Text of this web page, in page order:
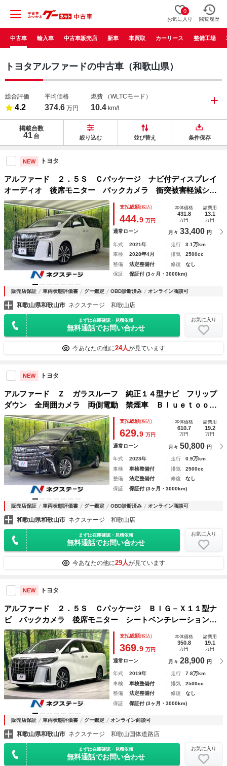
0
お気に入り 閲覧履歴
中古車 輸入車 中古車販売店 新車 車買取 カーリース 整備工場
トヨタアルファードの中古車（和歌山県）
総合評価
4.2
平均価格
374.6 万円
燃費 （WLTCモード）
10.4 km/l
掲載台数
41 台 絞り込む 並び替え 条件保存
NEW トヨタ
アルファード ２．５Ｓ Ｃパッケージ ナビ付ディスプレイ
オーディオ 後席モニター バックカメラ 衝突被害軽減シス
テム 禁煙車 電動リアゲート シートエアコン デジタルイ
ンナーミラー ＣＤ／ＤＶＤデッキ 前後ドラレコ ３眼ＬＥ
Ｄ スペアタイ
支払総額(税込)
444.9 万円
本体価格
431.8
万円
諸費用
13.1
万円
通常ローン 月々 33,400 円
年式 2021年 走行
3.1万km
車検
2028年4月 排気
2500cc
整備
法定整備付 修復
なし
保証
保証付 (3ヶ月・3000km)
販売店保証 車両状態評価書 グー鑑定 OBD診断済み オンライン商談可
和歌山県和歌山市 ネクステージ 和歌山店
まずは在庫確認・見積依頼
無料通話でお問い合わせ
お気に入り
今あなたの他に24人が見ています
NEW トヨタ
アルファード Ｚ ガラスルーフ 純正１４型ナビ フリップ
ダウン 全周囲カメラ 両側電動 禁煙車 Ｂｌｕｅｔｏｏｔ
ｈ ｅｔｃ シートベンチレーション ブラインドスポットモ
ニター デジタルインナーミラー
支払総額(税込)
629.9 万円
本体価格
610.7
万円
諸費用
19.2
万円
通常ローン 月々 50,800 円
年式 2023年 走行
0.9万km
車検
車検整備付 排気
2500cc
整備
法定整備付 修復
なし
保証
保証付 (3ヶ月・3000km)
販売店保証 車両状態評価書 グー鑑定 OBD診断済み オンライン商談可
和歌山県和歌山市 ネクステージ 和歌山店
まずは在庫確認・見積依頼
無料通話でお問い合わせ
お気に入り
今あなたの他に29人が見ています
NEW トヨタ
アルファード ２．５Ｓ Ｃパッケージ ＢＩＧ－Ｘ１１型ナ
ビ バックカメラ 後席モニター シートベンチレーション
衝突軽減装置 パワーバックドア レーダークルーズ 禁煙
車 ＥＴＣ オットマン リアオートエアコン 電動パーキン
グブレーキ
支払総額(税込)
369.9 万円
本体価格
350.8
万円
諸費用
19.1
万円
通常ローン 月々 28,900 円
年式 2019年 走行
7.8万km
車検
車検整備付 排気
2500cc
整備
法定整備付 修復
なし
保証
保証付 (3ヶ月・3000km)
販売店保証 車両状態評価書 グー鑑定 オンライン商談可
和歌山県和歌山市 ネクステージ 和歌山国体道路店
まずは在庫確認・見積依頼
無料通話でお問い合わせ
お気に入り